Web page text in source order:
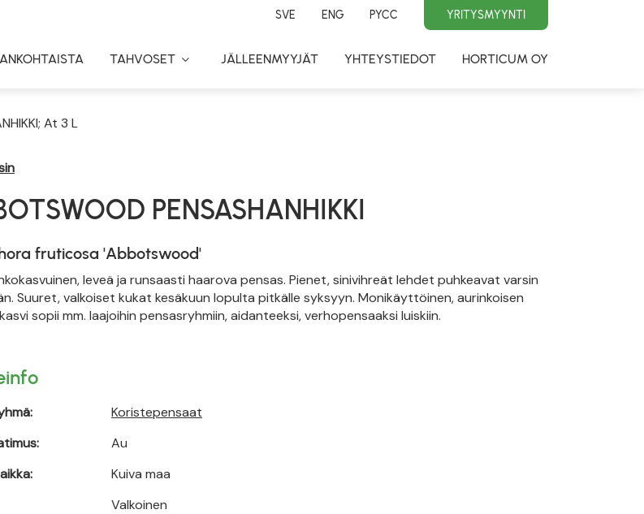
SVE ENG PYCC YRITYSMYYNTI
TAHVOSET
Toggle
JÄLLEENMYYJÄT YHTEYSTIEDOT HORTICUM OY
At 3 L
PENSASHANHIKKI
fruticosa 'Abbotswood'
leveä ja runsaasti haarova pensas. Pienet, sinivihreät lehdet puhkeavat varsin
Suuret, valkoiset kukat kesäkuun lopulta pitkälle syksyyn. Monikäyttöinen, aurinkoisen
sopii mm. laajoihin pensasryhmiin, aidanteeksi, verhopensaaksi luiskiin.
Koristepensaat
Au
Kuiva maa
Valkoinen